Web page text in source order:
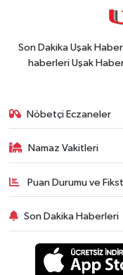
Son Dakika Uşak
haberleri Uşak
Nöbetçi Eczaneler
Namaz Vakitleri
Puan Durumu ve
Son Dakika Haberleri